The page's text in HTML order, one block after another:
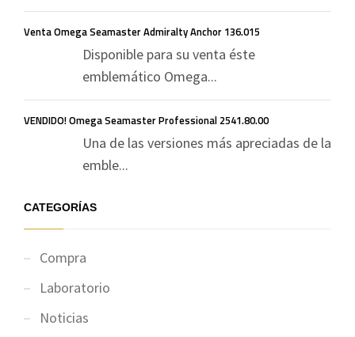
Venta Omega Seamaster Admiralty Anchor 136.015
Disponible para su venta éste
emblemático Omega...
VENDIDO! Omega Seamaster Professional 2541.80.00
Una de las versiones más apreciadas de la
emble...
CATEGORÍAS
Compra
Laboratorio
Noticias